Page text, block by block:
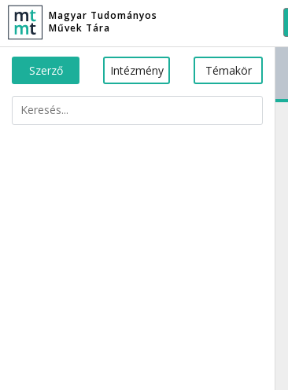
Magyar Tudományos
Művek Tára
Szerző Intézmény Témakör